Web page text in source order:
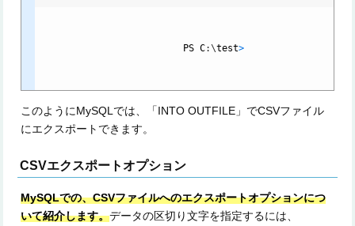
PS C:\test>
このようにMySQLでは、「INTO OUTFILE」でCSVファイル
にエクスポートできます。
CSVエクスポートオプション
MySQLでの、CSVファイルへのエクスポートオプションにつ
いて紹介します。データの区切り文字を指定するには、